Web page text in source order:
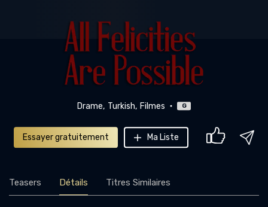
Drame Turkish Filmes G
Essayer gratuitement Ma Liste
Teasers Détails Titres Similaires